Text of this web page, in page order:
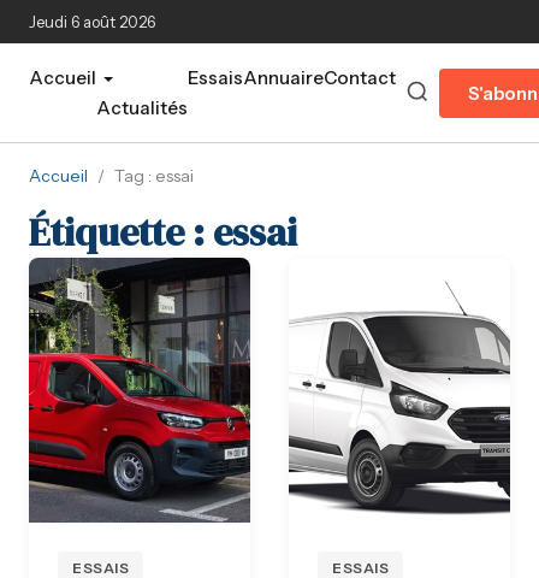
Aller au contenu principal
Jeudi 6 août 2026
Accueil
Actualités
EssaisAnnuaireContact
Accueil / Tag : essai
Étiquette :essai
ESSAIS ESSAIS